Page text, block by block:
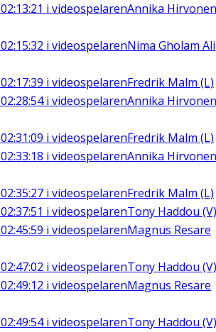
02:13:21 i videospelarenAnnika Hirvonen
02:15:32 i videospelarenNima Gholam Ali
02:17:39 i videospelarenFredrik Malm (L)
02:28:54i videospelarenAnnika Hirvonen
02:31:09 i videospelarenFredrik Malm (L)
02:33:18 i videospelarenAnnika Hirvonen
02:35:27 i videospelarenFredrik Malm (L)
02:37:51 i videospelarenTony Haddou (V)
02:45:59 i videospelarenMagnus Resare
02:47:02 i videospelarenTony Haddou (V)
02:49:12 i videospelarenMagnus Resare
02:49:54i videospelarenTony Haddou (V)